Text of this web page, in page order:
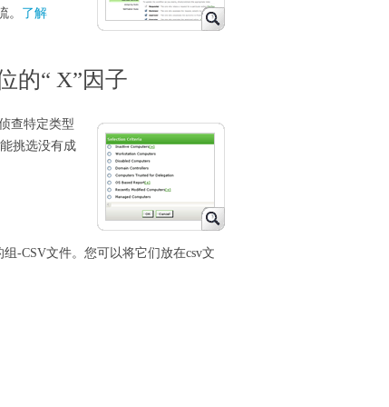
。 了解
的“ X”因子
查特定类型
挑选没有成
-CSV文件。您可以将它们放在csv文